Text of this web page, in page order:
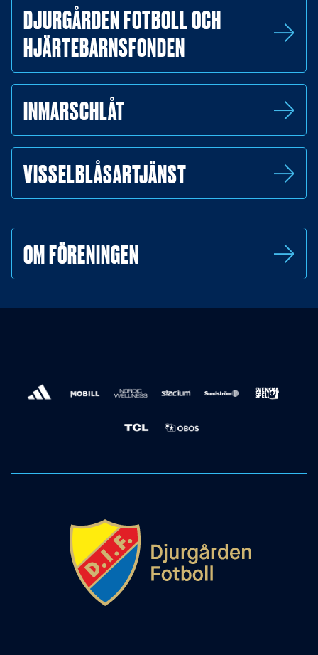
DJURGÅRDEN FOTBOLL OCH
HJÄRTEBARNSFONDEN
INMARSCHLÅT
VISSELBLÅSARTJÄNST
OM FÖRENINGEN